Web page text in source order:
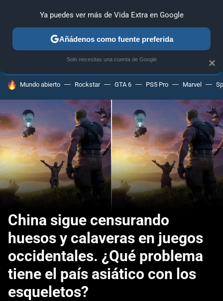
ANÁLISIS GUÍAS Y TRUCOS PC SONY NINTENDO
HOY SE HABLA DE
Mundo abierto Rockstar GTA 6 PS5 Pro Marvel
China sigue censurando
huesos y calaveras en juegos
occidentales. ¿Qué problema
tiene el país asiático con los
esqueletos?
×
Ya puedes ver más de Vida Extra en Google
Añádenos como fuente preferida
Solo necesitas una cuenta de Google